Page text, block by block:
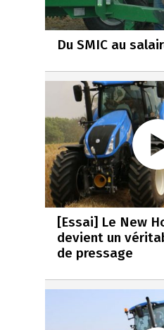
Du SMIC au
[Essai] Le New
devient un
de pressage